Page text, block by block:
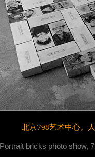
北京798艺术中心。
Portrait bricks photo show,